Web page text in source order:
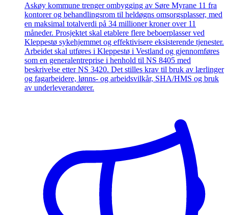
Askøy kommune trenger ombygging av Søre Myrane 11 fra
kontorer og behandlingsrom til heldøgns omsorgsplasser, med
en maksimal totalverdi på 34 millioner kroner over 11
måneder. Prosjektet skal etablere flere beboerplasser ved
Kleppestø sykehjemmet og effektivisere eksisterende tjenester.
Arbeidet skal utføres i Kleppestø i Vestland og gjennomføres
som en generalentreprise i henhold til NS 8405 med
beskrivelse etter NS 3420. Det stilles krav til bruk av lærlinger
og fagarbeidere, lønns- og arbeidsvilkår, SHA/HMS og bruk
av underleverandører.